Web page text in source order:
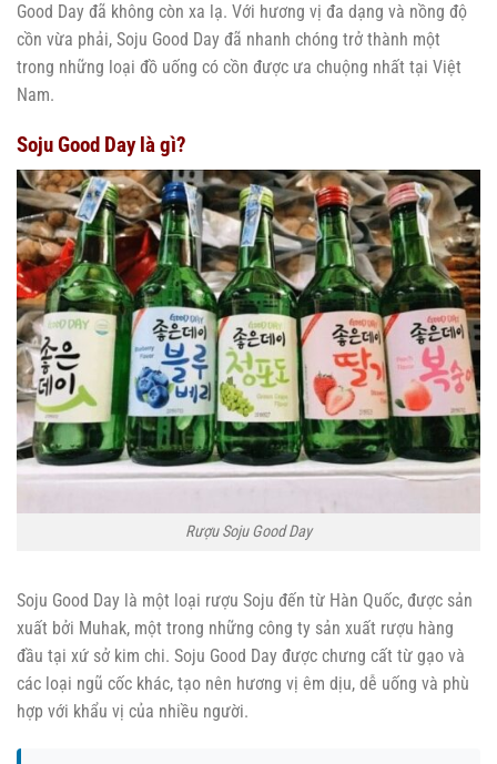
Good Day đã không còn xa lạ. Với hương vị đa dạng và nồng độ
cồn vừa phải, Soju Good Day đã nhanh chóng trở thành một
trong những loại đồ uống có cồn được ưa chuộng nhất tại Việt
Nam.
Soju Good Day là gì?
Rượu Soju Good Day
Soju Good Day là một loại rượu Soju đến từ Hàn Quốc, được sản
xuất bởi Muhak, một trong những công ty sản xuất rượu hàng
đầu tại xứ sở kim chi. Soju Good Day được chưng cất từ gạo và
các loại ngũ cốc khác, tạo nên hương vị êm dịu, dễ uống và phù
hợp với khẩu vị của nhiều người.